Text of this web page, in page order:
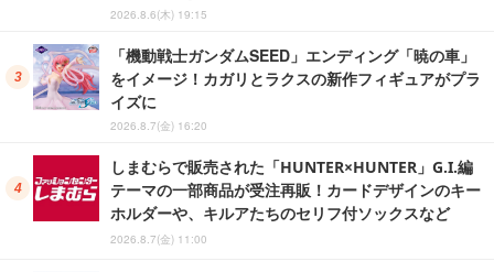
2026.8.6(木) 19:15
「機動戦士ガンダムSEED」エンディング「暁の車」
をイメージ！カガリとラクスの新作フィギュアがプラ
イズに
2026.8.7(金) 16:20
しまむらで販売された「HUNTER×HUNTER」G.I.編
テーマの一部商品が受注再販！カードデザインのキー
ホルダーや、キルアたちのセリフ付ソックスなど
2026.8.7(金) 11:00